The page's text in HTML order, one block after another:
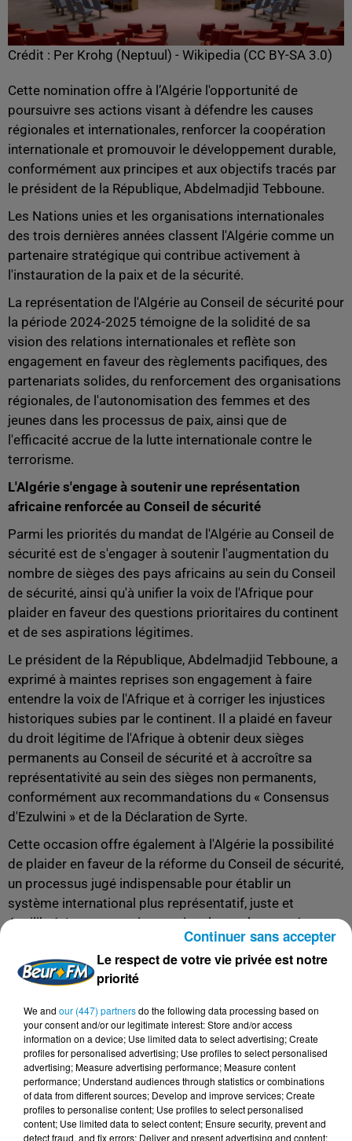
Crédit : Per Krohg (Neptuul) - Wikipedia (CC BY-SA 3.0)
Cette nomination offre à l’Algérie l'opportunité de
poursuivre ses actions visant à défendre les causes
régionales et internationales, renforcer la coopération
internationale et promouvoir le développement durable,
conformément aux principes et aux objectifs tracés par
le président de la République, Abdelmadjid Tebboune.
Les Nations unies et les organisations internationales
des trois dernières années classent l'Algérie comme un
partenaire stratégique qui contribue activement à
l'instauration de la paix et de la sécurité.
La représentation de l'Algérie au Conseil de sécurité pour
la période 2024-2025 témoigne de la solidité de sa
vision des relations internationales et reflète son
engagement en faveur des règlements pacifiques, des
partenariats solides, du renforcement des organisations
régionales, de l'autonomisation des femmes et des
jeunes dans les processus de paix, ainsi que de
l'efficacité accrue de la lutte internationale contre le
terrorisme.
L'Algérie s'engage à soutenir une représentation
africaine renforcée au Conseil de sécurité
Parmi les priorités du mandat de l'Algérie au Conseil de
sécurité est de s'engager à soutenir l'augmentation du
nombre de sièges des pays africains au sein du Conseil
de sécurité, ainsi qu'à unifier la voix de l'Afrique pour
plaider en faveur des questions prioritaires du continent
et de ses aspirations légitimes.
Le président de la République, Abdelmadjid Tebboune, a
exprimé à maintes reprises son engagement à faire
entendre la voix de l'Afrique et à corriger les injustices
historiques subies par le continent. Il a plaidé en faveur
du droit légitime de l'Afrique à obtenir deux sièges
permanents au Conseil de sécurité et à accroître sa
représentativité au sein des sièges non permanents,
conformément aux recommandations du « Consensus
d'Ezulwini » et de la Déclaration de Syrte.
Cette occasion offre également à l'Algérie la possibilité
de plaider en faveur de la réforme du Conseil de sécurité,
un processus jugé indispensable pour établir un
système international plus représentatif, juste et
équilibré. Le contexte international actuel, marqué par
des crises multiples et des changements géopolitiques,
ainsi que les menaces multidimensionnelles et
multiformes auxquelles le continent africain est
changements climatiques et les crises sanitaires,
énergétiques et alimentaires, soulignent l'importance de
cette réforme.
L’Algérie pour promouvoir la voix de la Ligue arabe au
sein du Conseil de sécurité
En outre, l'accès de l'Algérie au poste de membre non
Le respect de votre vie privée est notre
priorité
We and our (447) partnersdo the following data processing based on
your consent and/or our legitimate interest: Store and/or access
information on a device; Use limited data to select advertising; Create
profiles for personalised advertising; Use profiles to select personalised
advertising; Measure advertising performance; Measure content
performance; Understand audiences through statistics or combinations
of data from different sources; Develop and improve services; Create
profiles to personalise content; Use profiles to select personalised
content; Use limited data to select content; Ensure security, prevent and
detect fraud, and fix errors; Deliver and present advertising and content;
Continuer sans accepter